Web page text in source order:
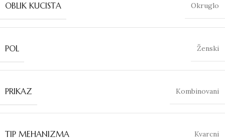
OBLIK KUCISTA Okruglo
POL Ženski
PRIKAZ Kombinovani
TIP MEHANIZMA Kvarcni